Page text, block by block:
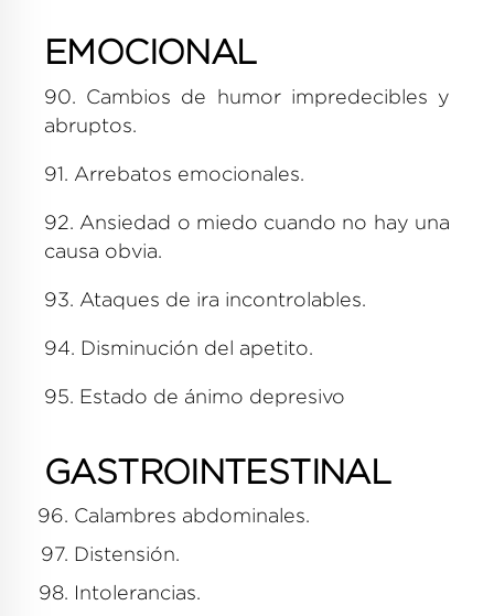
EMOCIONAL
90. Cambios de humor impredecibles y
abruptos.
91. Arrebatos emocionales.
92. Ansiedad o miedo cuando no hay una
causa obvia.
93. Ataques de ira incontrolables.
94. Disminución del apetito.
95. Estado de ánimo depresivo
GASTROINTESTINAL
Calambres abdominales.
Distensión.
Intolerancias.